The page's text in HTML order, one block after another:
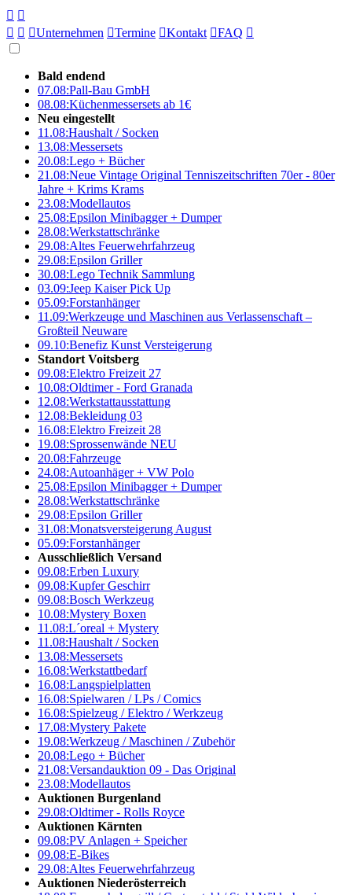
 
  Unternehmen Termine Kontakt FAQ 
Bald endend
07.08:Pall-Bau GmbH
08.08:Küchenmessersets ab 1€
Neu eingestellt
11.08:Haushalt / Socken
13.08:Messersets
20.08:Lego + Bücher
21.08:Neue Vintage Original Tenniszeitschriften 70er - 80er
Jahre + Krims Krams
23.08:Modellautos
25.08:Epsilon Minibagger + Dumper
28.08:Werkstattschränke
29.08:Altes Feuerwehrfahrzeug
29.08:Epsilon Griller
30.08:Lego Technik Sammlung
03.09:Jeep Kaiser Pick Up
05.09:Forstanhänger
11.09:Werkzeuge und Maschinen aus Verlassenschaft –
Großteil Neuware
09.10:Benefiz Kunst Versteigerung
Standort Voitsberg
09.08:Elektro Freizeit 27
10.08:Oldtimer - Ford Granada
12.08:Werkstattausstattung
12.08:Bekleidung 03
16.08:Elektro Freizeit 28
19.08:Sprossenwände NEU
20.08:Fahrzeuge
24.08:Autoanhäger + VW Polo
25.08:Epsilon Minibagger + Dumper
28.08:Werkstattschränke
29.08:Epsilon Griller
31.08:Monatsversteigerung August
05.09:Forstanhänger
Ausschließlich Versand
09.08:Erben Luxury
09.08:Kupfer Geschirr
09.08:Bosch Werkzeug
10.08:Mystery Boxen
11.08:L´oreal + Mystery
11.08:Haushalt / Socken
13.08:Messersets
16.08:Werkstattbedarf
16.08:Langspielplatten
16.08:Spielwaren / LPs / Comics
16.08:Spielzeug / Elektro / Werkzeug
17.08:Mystery Pakete
19.08:Werkzeug / Maschinen / Zubehör
20.08:Lego + Bücher
21.08:Versandauktion 09 - Das Original
23.08:Modellautos
Auktionen Burgenland
29.08:Oldtimer - Rolls Royce
Auktionen Kärnten
09.08:PV Anlagen + Speicher
09.08:E-Bikes
29.08:Altes Feuerwehrfahrzeug
Auktionen Niederösterreich